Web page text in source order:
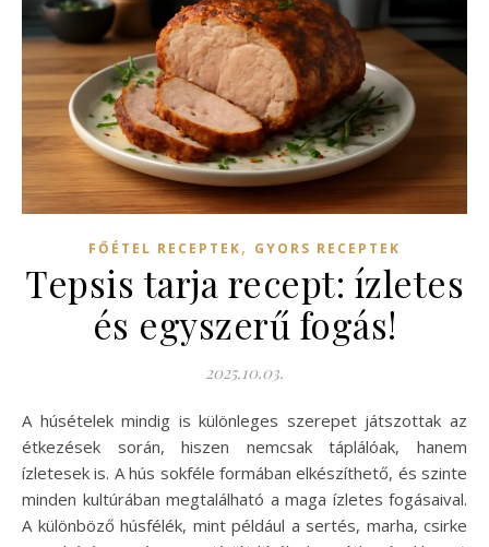
FŐÉTEL RECEPTEK, GYORS RECEPTEK
Tepsis tarja recept: ízletes
és egyszerű fogás!
2025.10.03.
A húsételek mindig is különleges szerepet játszottak az
étkezések során, hiszen nemcsak táplálóak, hanem
ízletesek is. A hús sokféle formában elkészíthető, és szinte
minden kultúrában megtalálható a maga ízletes fogásaival.
A különböző húsfélék, mint például a sertés, marha, csirke